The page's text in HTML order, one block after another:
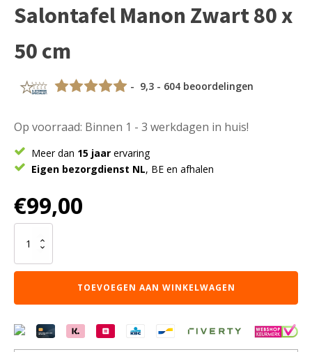
Salontafel Manon Zwart 80 x
50 cm
- 9,3 - 604 beoordelingen
Op voorraad: Binnen 1 - 3 werkdagen in huis!
Meer dan 15 jaar ervaring
Eigen bezorgdienst NL, BE en afhalen
€99,00
Manon
Zwart
80
50
aantal
TOEVOEGEN AAN WINKELWAGEN